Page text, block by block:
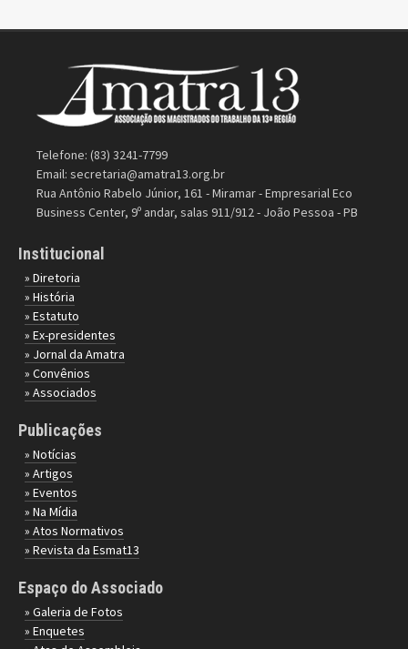
Telefone: (83) 3241-7799
Email: secretaria@amatra13.org.br
Rua Antônio Rabelo Júnior, 161 - Miramar - Empresarial Eco
Business Center, 9º andar, salas 911/912 - João Pessoa - PB
Institucional
» Diretoria
» História
» Estatuto
» Ex-presidentes
» Jornal da Amatra
» Convênios
» Associados
Publicações
» Notícias
» Artigos
» Eventos
» Na Mídia
» Atos Normativos
» Revista da Esmat13
Espaço do Associado
» Galeria de Fotos
» Enquetes